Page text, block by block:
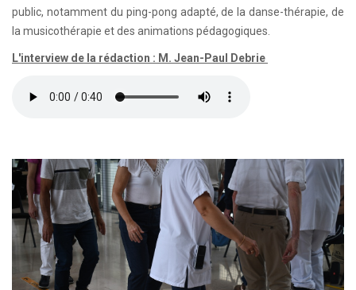
public, notamment du ping-pong adapté, de la danse-thérapie, de
la musicothérapie et des animations pédagogiques.
L'interview de la rédaction : M. Jean-Paul Debrie